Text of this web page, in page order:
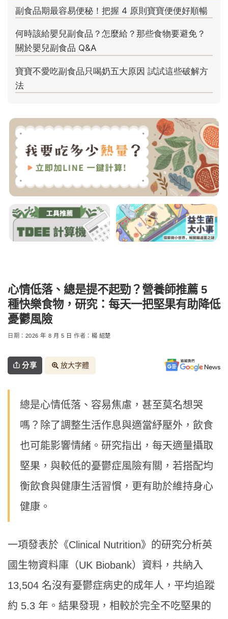
心情低落、總是提不起勁？營養師推薦 5
種快樂食物，研究：每天一把堅果有助降低
憂鬱風險
日期： 2026 年 8 月 5 日 作者： 楊 紹楚
分享 放大字體
總是心情低落、容易焦慮，甚至莫名想哭
嗎？除了調整生活作息與適當紓壓外，飲食
也可能影響情緒。研究指出，每天適量攝取
堅果，與較低的憂鬱症風險有關，若搭配均
衡飲食與健康生活習慣，更有助於維持身心
健康。
一項發表於《Clinical Nutrition》的研究分析英
國生物資料庫（UK Biobank）資料，共納入
13,504 名沒有憂鬱症病史的成年人，平均追蹤
約 5.3 年。結果發現，相較於完全不吃堅果的